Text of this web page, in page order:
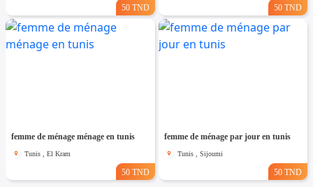
50 TND 50 TND
femme de ménage ménage en tunis
Tunis , El Kram
50 TND
femme de ménage par jour en tunis
Tunis , Sijoumi
50 TND